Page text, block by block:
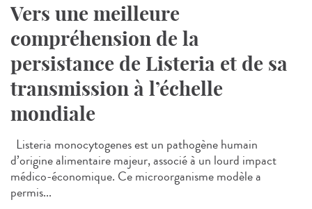
Vers une meilleure
compréhension de la
persistance de Listeria et de sa
transmission à l’échelle
mondiale
Listeria monocytogenes est un pathogène humain
d’origine alimentaire majeur, associé à un lourd impact
médico-économique. Ce microorganisme modèle a
permis...